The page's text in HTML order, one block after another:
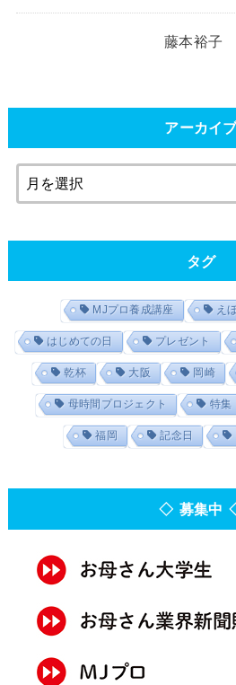
藤本裕子
アーカイ
タグ
MJプロ養成講座 え
はじめての日 プレゼント
乾杯 大阪 岡崎
母時間プロジェクト 特集
福岡 記念日
◇ 募集中